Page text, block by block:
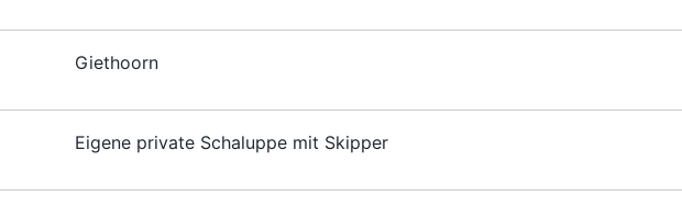
Giethoorn
Eigene private Schaluppe mit Skipper